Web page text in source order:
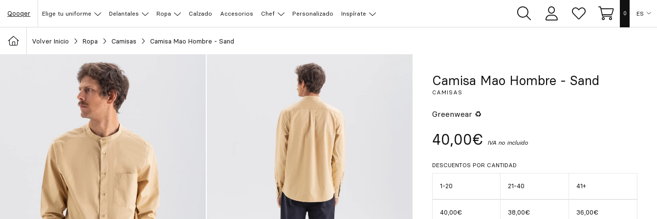
Qooqer Elige tu uniforme Delantales Ropa Calzado Accesorios Chef Personalizado Inspírate
Área
de
Lista
de
Carrito
0 ES
Volver Inicio Ropa Camisas Camisa Mao Hombre - Sand
Camisa Mao Hombre - Sand
CAMISAS
Greenwear ♻
40,00€ IVA no incluido
DESCUENTOS POR CANTIDAD
1-20 21-40 41+
40,00€ 38,00€ 36,00€